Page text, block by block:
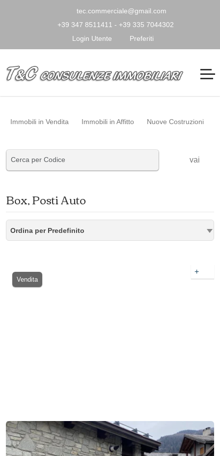
tec.commerciale@gmail.com
+39 347 8511411 - +39 335 7044302
Login Utente
Preferiti
Immobili in Vendita Immobili in Affitto Nuove Costruzioni
vai
Box, Posti Auto
Ordina per Predefinito
Vendita
+